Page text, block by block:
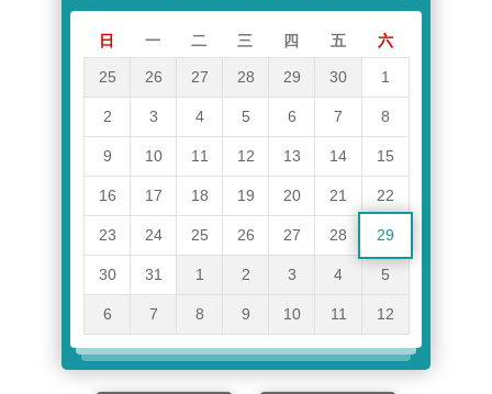
日 一 二 三 四 五 六
25 26 27 28 29 30 1
2 3 4 5 6 7 8
9 10 11 12 13 14 15
16 17 18 19 20 21 22
23 24 25 26 27 28 29
30 31 1 2 3 4 5
6 7 8 9 10 11 12